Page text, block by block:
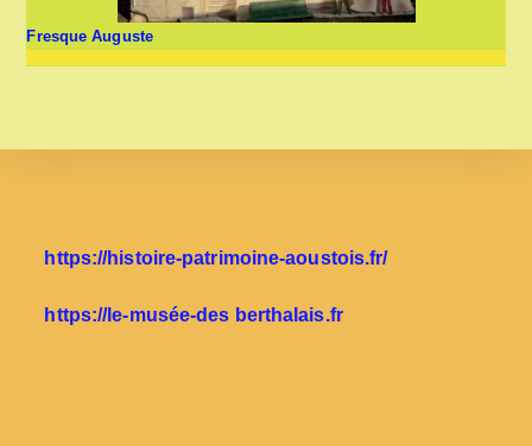
Fresque Auguste
https://histoire-patrimoine-aoustois.fr/
https://le-musée-des berthalais.fr